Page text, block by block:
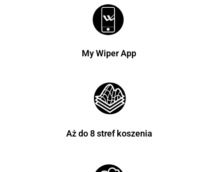
My Wiper App
Aż do 8 stref koszenia